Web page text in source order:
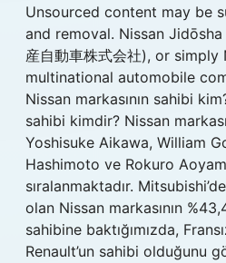
Unsourced content may be
and removal. Nissan Jidōsha
産自動車株式会社), or simply
multinational automobile
Nissan markasının sahibi
sahibi kimdir? Nissan
Yoshisuke Aikawa, William
Hashimoto ve Rokuro
sıralanmaktadır.
olan Nissan markasının
sahibine baktığımızda,
Renault’un sahibi olduğunu